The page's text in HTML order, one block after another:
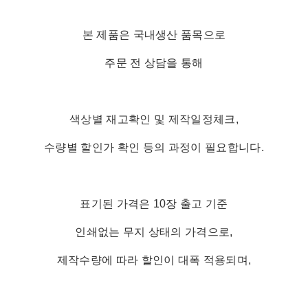
본 제품은 국내생산 품목으로
주문 전 상담을 통해
색상별 재고확인 및 제작일정체크,
수량별 할인가 확인 등의 과정이 필요합니다.
표기된 가격은 10장 출고 기준
인쇄없는 무지 상태의 가격으로,
제작수량에 따라 할인이 대폭 적용되며,